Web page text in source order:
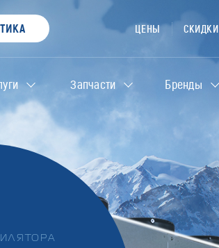
ЦЕНЫ СКИДКИ
Запчасти Бренды